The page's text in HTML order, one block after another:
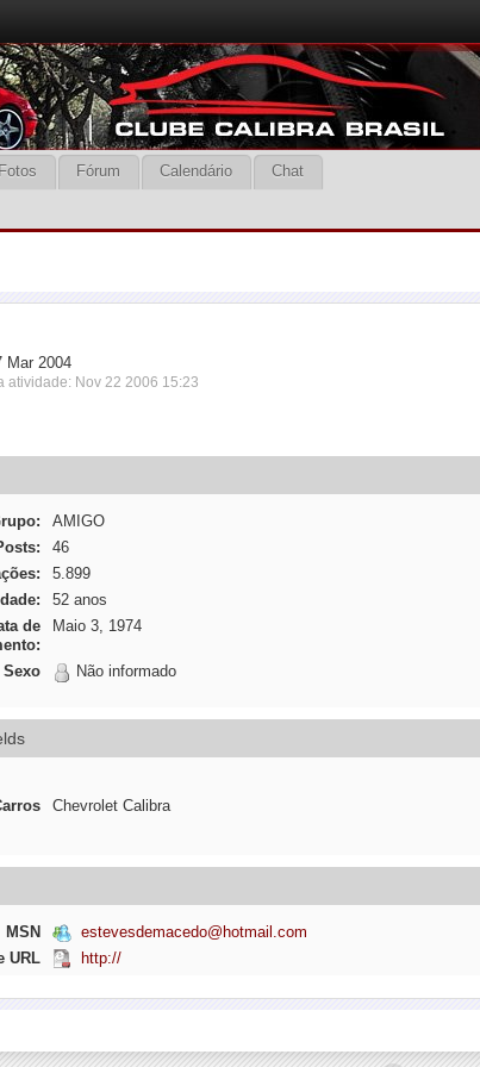
Fotos Fórum Calendário Chat
Mar 2004
atividade: Nov 22 2006 15:23
AMIGO
46
5.899
Idade:
52 anos
de
Maio 3, 1974
Sexo Não informado
Chevrolet Calibra
MSN
estevesdemacedo@hotmail.com
URL
http://